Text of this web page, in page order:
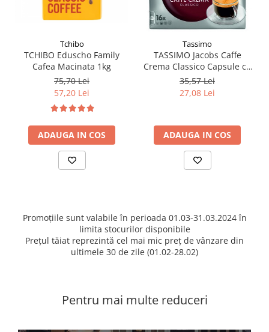
Tchibo
TCHIBO Eduscho Family
Cafea Macinata 1kg
75,70 Lei
57,20 Lei
ADAUGA IN COS
Tassimo
TASSIMO Jacobs Caffe
Crema Classico Capsule cu
Cafea 16buc 112g - TDV:
21.09.2026
35,57 Lei
27,08 Lei
ADAUGA IN COS
Promoțiile sunt valabile în perioada 01.03-31.03.2024 în
limita stocurilor disponibile
Prețul tăiat reprezintă cel mai mic preț de vânzare din
ultimele 30 de zile (01.02-28.02)
Pentru mai multe reduceri